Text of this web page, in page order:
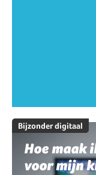
Bijzonder digitaal
Hoe maak
voor mijn